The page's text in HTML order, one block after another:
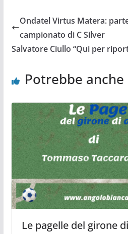
Ondatel Virtus Matera:
campionato di C Silver
Salvatore Ciullo “Qui per
Potrebbe
Le pagelle del girone